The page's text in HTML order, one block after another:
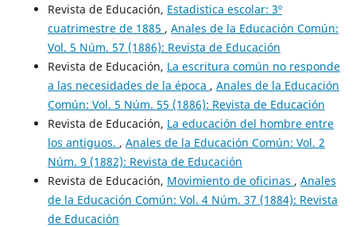
Revista de Educación, Estadistica escolar: 3º
cuatrimestre de 1885 , Anales de la Educación Común:
Vol. 5 Núm. 57 (1886): Revista de Educación
Revista de Educación, La escritura común no responde
a las necesidades de la época , Anales de la Educación
Común: Vol. 5 Núm. 55 (1886): Revista de Educación
Revista de Educación, La educación del hombre entre
los antiguos. , Anales de la Educación Común: Vol. 2
Núm. 9 (1882): Revista de Educación
Revista de Educación, Movimiento de oficinas , Anales
de la Educación Común: Vol. 4 Núm. 37 (1884): Revista
de Educación